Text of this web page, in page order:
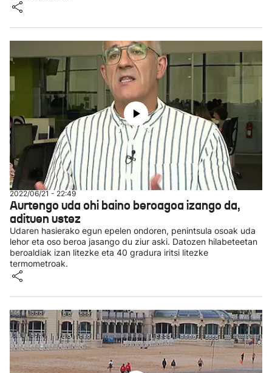
2022/06/21 - 22:49
Aurtengo uda ohi baino beroagoa izango da,
adituen ustez
Udaren hasierako egun epelen ondoren, penintsula osoak uda
lehor eta oso beroa jasango du ziur aski. Datozen hilabeteetan
beroaldiak izan litezke eta 40 gradura iritsi litezke
termometroak.